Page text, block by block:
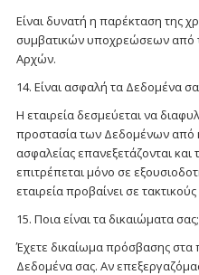
Είναι δυνατή η παρέκταση της
συμβατικών υποχρεώσεων από
Αρχών.
14. Είναι ασφαλή τα Δεδομένα
Η εταιρεία δεσμεύεται να
προστασία των Δεδομένων από
ασφαλείας επανεξετάζονται
επιτρέπεται μόνο σε
εταιρεία προβαίνει σε
15. Ποια είναι τα δικαιώματα σας;
Έχετε δικαίωμα πρόσβασης στα
Δεδομένα σας. Αν